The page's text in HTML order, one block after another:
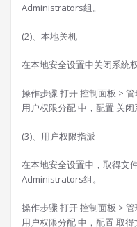
Administrators组。
(2)、本地关机
在本地安全设置中关闭系统
操作步骤 打开 控制面板 >
用户权限分配 中，配置 关
(3)、用户权限指派
在本地安全设置中，取得文
Administrators组。
操作步骤 打开 控制面板 >
用户权限分配 中，配置 取